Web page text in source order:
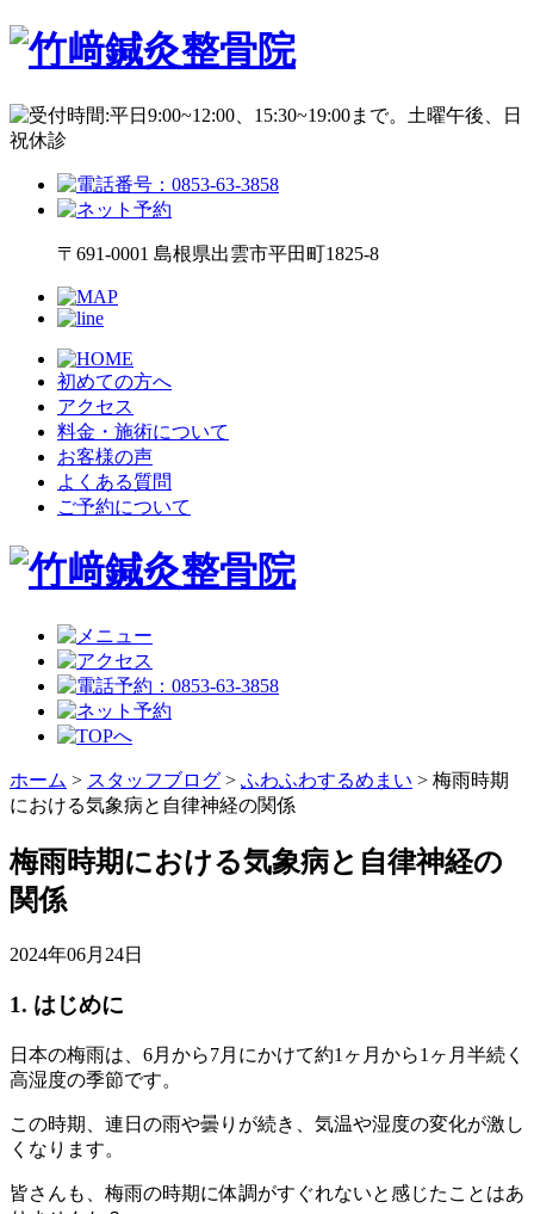
〒691-0001 島根県出雲市平田町1825-8
初めての方へ
アクセス
料金・施術について
お客様の声
よくある質問
ご予約について
ホーム > スタッフブログ > ふわふわするめまい > 梅雨時期
における気象病と自律神経の関係
梅雨時期における気象病と自律神経の
関係
2024年06月24日
1. はじめに
日本の梅雨は、6月から7月にかけて約1ヶ月から1ヶ月半続く
高湿度の季節です。
この時期、連日の雨や曇りが続き、気温や湿度の変化が激し
くなります。
皆さんも、梅雨の時期に体調がすぐれないと感じたことはあ